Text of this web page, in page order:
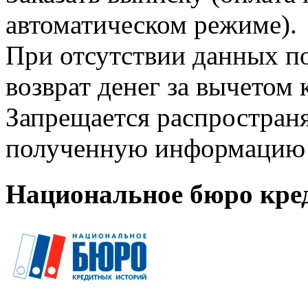
автоматическом режиме).
При отсутствии данных
возврат денег за
Запрещается
полученную информацию
Национальное бюро